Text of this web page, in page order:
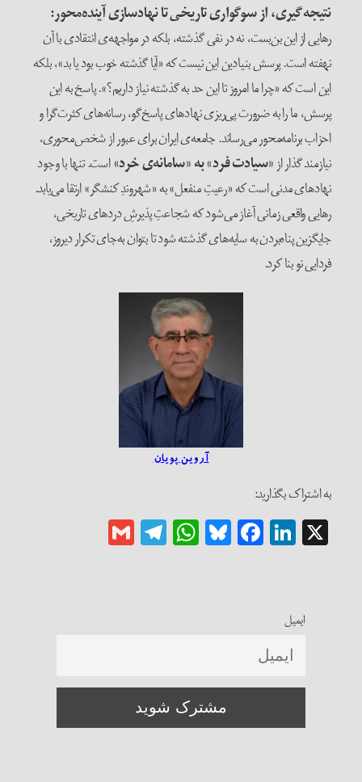
نتیجه‌گیری، از سوگواری تاریخی تا نهادسازی آینده‌محور:
رهایی از این بن‌بست، نه در نفی گذشته، بلکه در مواجهه‌ی انتقادی با آن
نهفته است. پرسش بنیادین این نیست که «آیا گذشته خوب بود یا بد»، بلکه
این است که «چرا ما امروز تا این حد به گذشته نیاز داریم؟». پاسخ به این
پرسش، ما را به ضرورت پی‌ریزی نهادهای پاسخ‌گو، رسانه‌های کثرت‌گرا و
احزاب برنامه‌محور می‌رساند. جامعه‌ی ایران برای عبور از شخص‌محوری،
نیازمند گذار از«سیادت فرد» به «سامانه‌ی خرد»است. تنها با وجود
نهادهای مدنی است که «رعیتِ منفعل» به «شهروندِ کنشگر» ارتقا می‌یابد.
رهایی واقعی زمانی آغاز می‌شود که شجاعتِ پذیرشِ دردهای تاریخی،
جایگزین پناه‌بردن به سایه‌های گذشته شود تا بتوان به‌جای تکرار دیروز،
فردایی نو بنا کرد.
آروین پویان
به اشتراک بگذارید:
X
LinkedIn
Facebook
Bluesky
WhatsApp
Telegram
ایمیل